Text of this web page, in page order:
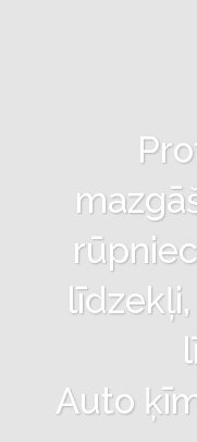
Auto